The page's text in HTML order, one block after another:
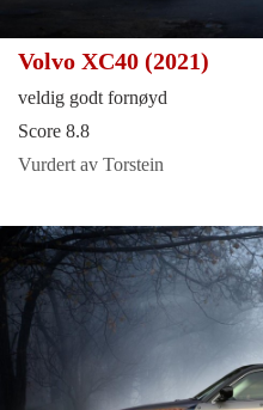
Volvo XC40 (2021)
veldig godt fornøyd
Score 8.8
Vurdert av Torstein